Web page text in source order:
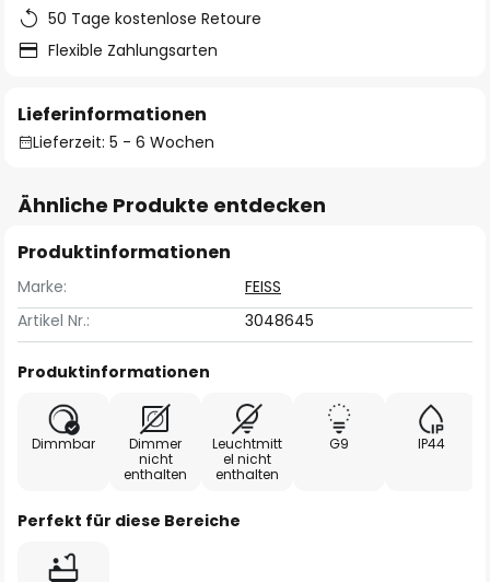
50 Tage kostenlose Retoure
Flexible Zahlungsarten
Lieferinformationen
Lieferzeit: 5 - 6 Wochen
Ähnliche Produkte entdecken
Produktinformationen
Marke:
FEISS
Artikel Nr.:
3048645
Produktinformationen
Dimmbar
Dimmer
nicht
enthalten
Leuchtmitt
el nicht
enthalten
G9 IP44
Perfekt für diese Bereiche